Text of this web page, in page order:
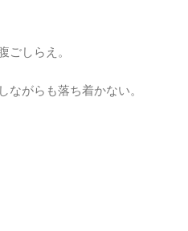
ごしらえ。
ながらも落ち着かない。